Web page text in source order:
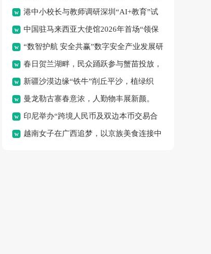
元高点，黄金价格急跌，
港中小校长与教师调研深圳“AI+教育”试
点项目，探索智慧课堂
中国驻马来西亚大使馆2026年首场“领保
进校园暨平安留学”主
“数智护航 安全共赢”数字安全产业发展研
讨会在穗召开，多方共
春日贺兰湖畔，民众踊跃参与蟹苗投放，
体验“水上春耕”的独特乐
新疆沙漠边缘“铁牛”削丘平沙，植绿织
密“绿围脖”，变荒沙为绿
曼龙勒古寨春意浓，人勤物丰展新颜。
印尼举办“跨境人民币及双边本币交易合
作”论坛，旨在促进区域金
越南女子在广西追梦，以京族美食连接中